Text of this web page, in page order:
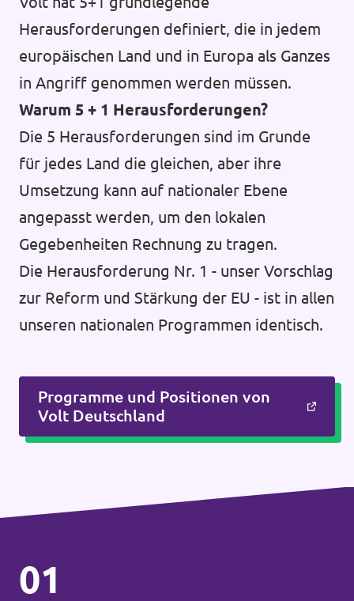
Herausforderungen definiert, die in jedem
europäischen Land und in Europa als Ganzes
in Angriff genommen werden müssen.
Warum 5 + 1 Herausforderungen?
Die 5 Herausforderungen sind im Grunde
für jedes Land die gleichen, aber ihre
Umsetzung kann auf nationaler Ebene
angepasst werden, um den lokalen
Gegebenheiten Rechnung zu tragen.
Die Herausforderung Nr. 1 - unser Vorschlag
zur Reform und Stärkung der EU - ist in allen
unseren nationalen Programmen identisch.
Programme und Positionen von
Volt Deutschland
01